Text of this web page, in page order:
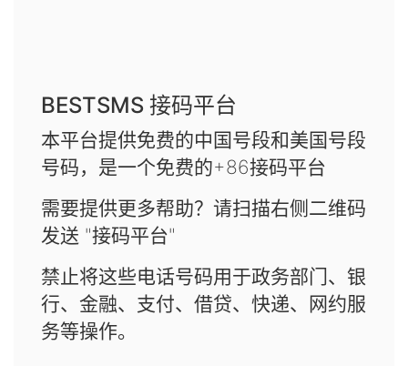
BESTSMS 接码平台
本平台提供免费的中国号段和美国号段
号码，是一个免费的+86接码平台
需要提供更多帮助？请扫描右侧二维码
发送 "接码平台"
禁止将这些电话号码用于政务部门、银
行、金融、支付、借贷、快递、网约服
务等操作。